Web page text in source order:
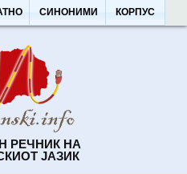
РЕЧНИК НА
ЈАЗИК
СИНОНИМИ КОРПУС